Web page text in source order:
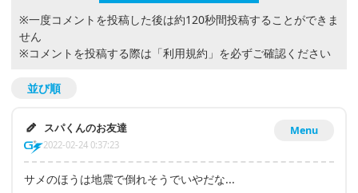
※一度コメントを投稿した後は約120秒間投稿することができま
せん
※コメントを投稿する際は 「利用規約」 を必ずご確認ください
並び順
Menu
スパくんのお友達
2022-02-24 0:37:23
サメのほうは地震で倒れそうでいやだな...